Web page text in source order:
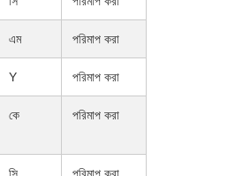
এম পরিমাপ করা
Y পরিমাপ করা
কে পরিমাপ করা